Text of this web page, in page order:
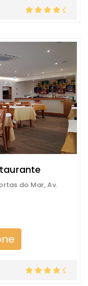
do Mar, Av.